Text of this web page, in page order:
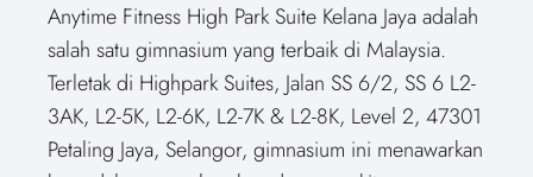
Anytime Fitness High Park Suite Kelana Jaya adalah
salah satu gimnasium yang terbaik di Malaysia.
Terletak di Highpark Suites, Jalan SS 6/2, SS 6 L2-
3AK, L2-5K, L2-6K, L2-7K & L2-8K, Level 2, 47301
Petaling Jaya, Selangor, gimnasium ini menawarkan